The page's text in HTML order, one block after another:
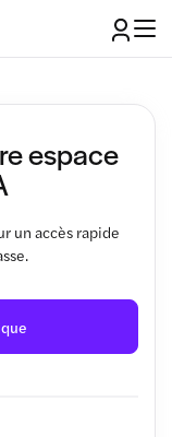
espace
un accès rapide